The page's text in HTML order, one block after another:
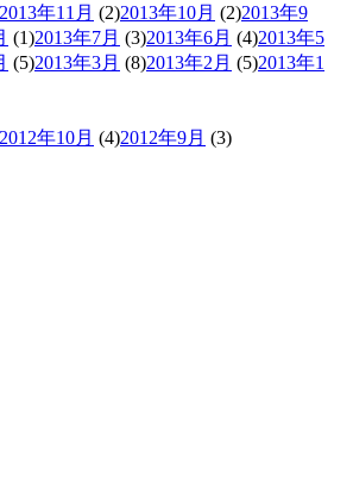
2013年11月 (2)2013年10月 (2)2013年9
(1)2013年7月 (3)2013年6月 (4)2013年5
(5)2013年3月 (8)2013年2月 (5)2013年1
2012年10月 (4)2012年9月 (3)